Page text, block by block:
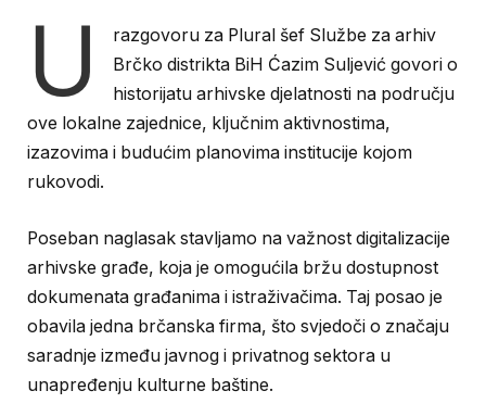
U
razgovoru za Plural šef Službe za arhiv
Brčko distrikta BiH Ćazim Suljević govori o
historijatu arhivske djelatnosti na području
ove lokalne zajednice, ključnim aktivnostima,
izazovima i budućim planovima institucije kojom
rukovodi.
Poseban naglasak stavljamo na važnost digitalizacije
arhivske građe, koja je omogućila bržu dostupnost
dokumenata građanima i istraživačima. Taj posao je
obavila jedna brčanska firma, što svjedoči o značaju
saradnje između javnog i privatnog sektora u
unapređenju kulturne baštine.